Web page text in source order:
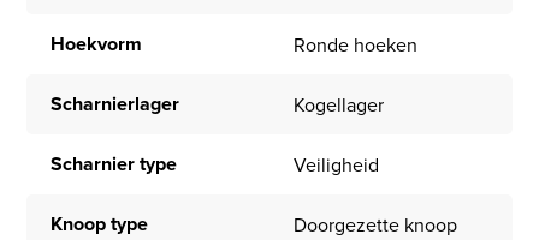
Hoekvorm Ronde hoeken
Scharnierlager Kogellager
Scharnier type Veiligheid
Knoop type Doorgezette knoop